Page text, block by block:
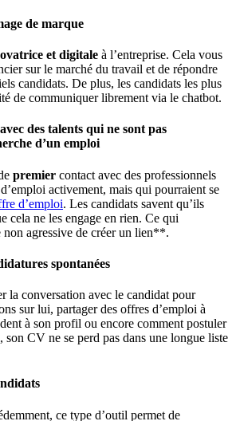
de marque
et digitale à l’entreprise. Cela vous
sur le marché du travail et de répondre
candidats. De plus, les candidats les plus
de communiquer librement via le chatbot.
des talents qui ne sont pas
d’un emploi
premier contact avec des professionnels
activement, mais qui pourraient se
d’emploi. Les candidats savent qu’ils
cela ne les engage en rien. Ce qui
non agressive de créer un lien**.
spontanées
la conversation avec le candidat pour
sur lui, partager des offres d’emploi à
à son profil ou encore comment postuler
CV ne se perd pas dans une longue liste
ce type d’outil permet de